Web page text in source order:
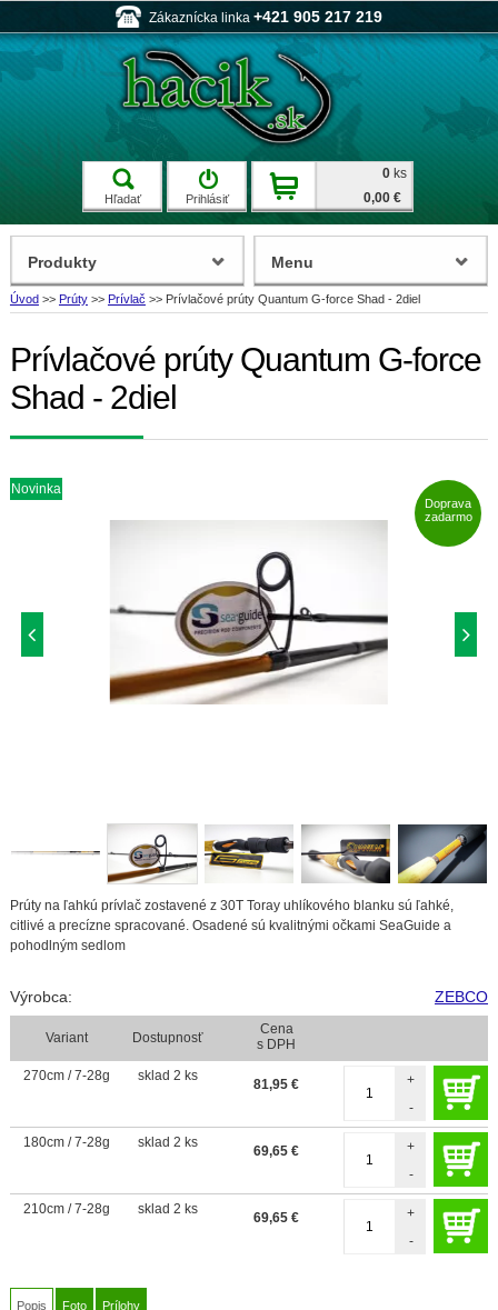
Zákaznícka linka +421 905 217 219
Hľadať Prihlásiť
0 ks
0,00 €
Úvod >> Prúty >> Prívlač >> Prívlačové prúty Quantum G-force Shad - 2diel
Prívlačové prúty Quantum G-force
Shad - 2diel
Doprava
zadarmo
Novinka
Prúty na ľahkú prívlač zostavené z 30T Toray uhlíkového blanku sú ľahké,
citlivé a precízne spracované. Osadené sú kvalitnými očkami SeaGuide a
pohodlným sedlom
Výrobca: ZEBCO
Variant Dostupnosť
Cena
s DPH
270cm / 7-28g
sklad 2 ks
81,95 €
-
+
180cm / 7-28g sklad 2 ks
69,65 €
-
+
210cm / 7-28g sklad 2 ks
69,65 €
-
+
Popis Foto Prílohy
Produkty Menu